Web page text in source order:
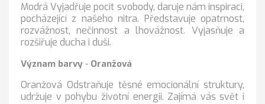
Modrá Vyjadřuje pocit svobody, daruje nám inspiraci,
pocházející z našeho nitra. Představuje opatrnost,
rozvážnost, nečinnost a lhovážnost. Vyjasňuje a
rozšiřuje ducha i duši.
Význam barvy - Oranžová
Oranžová Odstraňuje těsné emocionální struktury,
udržuje v pohybu životní energii. Zajímá vás svět i